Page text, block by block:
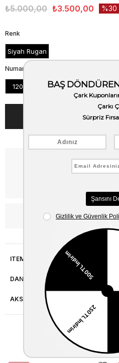
₺5.000,00 ₺3.500,00 30
Renk
Siyah Rugan
Numara
120 125 130 135
Critical Stock
ITEM FEATURES
DANIŞMA HATTI
AKSESUAR ONARIMI
Similar